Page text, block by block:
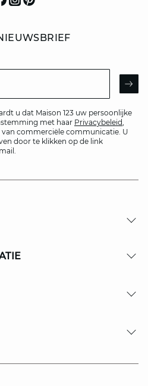
u dat Maison 123 uw persoonlijke
met haar Privacybeleid,
commerciële communicatie. U
door te klikken op de link